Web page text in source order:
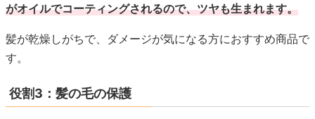
がオイルでコーティングされるので、ツヤも生まれます。
髪が乾燥しがちで、ダメージが気になる方におすすめ商品で
す。
役割3：髪の毛の保護